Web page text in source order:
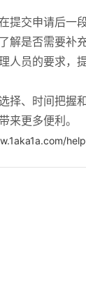
提交申请后一
解是否需要补
员的要求，
择、时间把握
来更多便利。